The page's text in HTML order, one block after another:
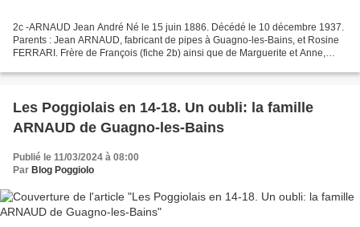
2c -ARNAUD Jean André Né le 15 juin 1886. Décédé le 10 décembre 1937.
Parents : Jean ARNAUD, fabricant de pipes à Guagno-les-Bains, et Rosine
FERRARI. Frère de François (fiche 2b) ainsi que de Marguerite et Anne,
Les Poggiolais en 14-18. Un oubli: la famille
ARNAUD de Guagno-les-Bains
Publié le 11/03/2024 à 08:00
Par Blog Poggiolo